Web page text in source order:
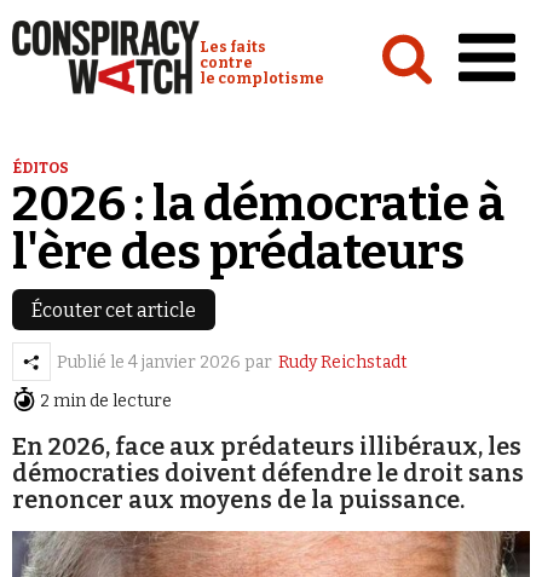
Conspiracy Watch :
Les faits
contre
le complotisme
Analyses
Conspipédia
Vidéos
Émissions
Newsletter
ÉDITOS
2026 : la démocratie à
l'ère des prédateurs
Écouter cet article
Publié le 4 janvier 2026 par Rudy Reichstadt
2 min de lecture
En 2026, face aux prédateurs illibéraux, les
démocraties doivent défendre le droit sans
renoncer aux moyens de la puissance.